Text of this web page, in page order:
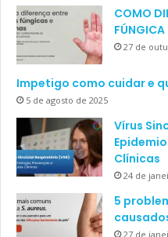
COMO
FÚNGICA
27 de
Impetigo como cuidar e
5 de agosto de 2025
Vírus
Clínicas
24 de
5
27 de